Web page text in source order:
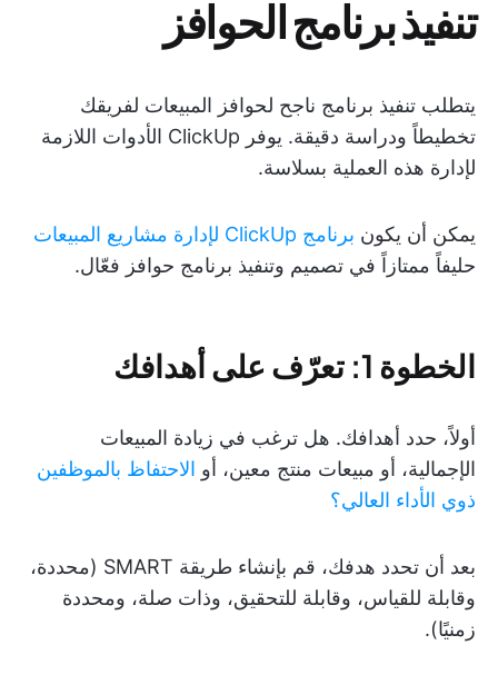
تنفيذ برنامج الحوافز
يتطلب تنفيذ برنامج ناجح لحوافز المبيعات لفريقك
تخطيطاً ودراسة دقيقة. يوفر ClickUp الأدوات اللازمة
لإدارة هذه العملية بسلاسة.
يمكن أن يكون برنامج ClickUp لإدارة مشاريع المبيعات
حليفاً ممتازاً في تصميم وتنفيذ برنامج حوافز فعّال.
الخطوة 1: تعرّف على أهدافك
أولاً، حدد أهدافك. هل ترغب في زيادة المبيعات
الإجمالية، أو مبيعات منتج معين، أو الاحتفاظ بالموظفين
ذوي الأداء العالي؟
بعد أن تحدد هدفك، قم بإنشاء طريقة SMART (محددة،
وقابلة للقياس، وقابلة للتحقيق، وذات صلة، ومحددة
زمنيًا).